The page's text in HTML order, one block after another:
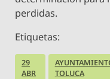
perdidas.
Etiquetas:
29
ABR
TOLUCA